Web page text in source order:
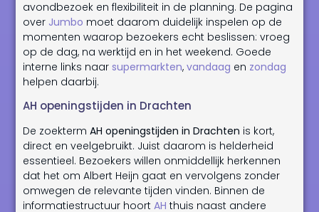
avondbezoek en flexibiliteit in de planning. De pagina
over Jumbo moet daarom duidelijk inspelen op de
momenten waarop bezoekers echt beslissen: vroeg
op de dag, na werktijd en in het weekend. Goede
interne links naarsupermarkten,vandaag en zondag
helpen daarbij.
AH openingstijden in Drachten
De zoektermAH openingstijden in Drachten is kort,
direct en veelgebruikt. Juist daarom is helderheid
essentieel. Bezoekers willen onmiddellijk herkennen
dat het om Albert Heijn gaat en vervolgens zonder
omwegen de relevante tijden vinden. Binnen de
informatiestructuur hoortAH thuis naast andere